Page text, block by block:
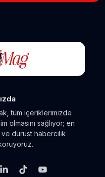
tüm içeriklerimizde
olmasını sağlıyor; en
dürüst habercilik